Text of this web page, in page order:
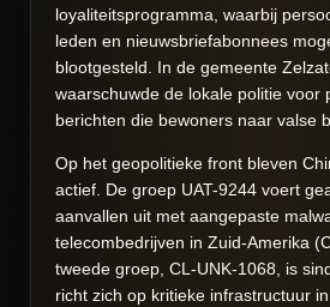
loyaliteitsprogramma, waarbij
leden en nieuwsbriefabonnees
blootgesteld. In de gemeente
waarschuwde de lokale politie voor
berichten die bewoners naar valse
Op het geopolitieke front bleven
actief. De groep UAT-9244 voert
aanvallen uit met aangepaste
telecombedrijven in Zuid-Amerika
tweede groep, CL-UNK-1068, is
richt zich op kritieke infrastructuur